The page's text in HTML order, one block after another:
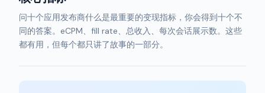
问十个应用发布商什么是最重要的变现指标，你会得到十个不
同的答案。eCPM、fill rate、总收入、每次会话展示数。这些
都有用，但每个都只讲了故事的一部分。